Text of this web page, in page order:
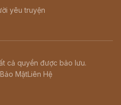
yêu truyện
cả quyền được bảo lưu.
Bảo MậtLiên Hệ